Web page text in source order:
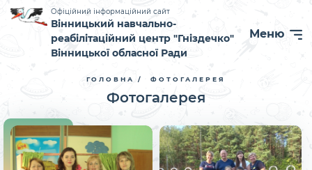
Офіційний інформаційний сайт
Вінницький навчально-
реабілітаційний центр "Гніздечко"
Вінницької обласної Ради
Меню
ГОЛОВНА ФОТОГАЛЕРЕЯ
Фотогалерея